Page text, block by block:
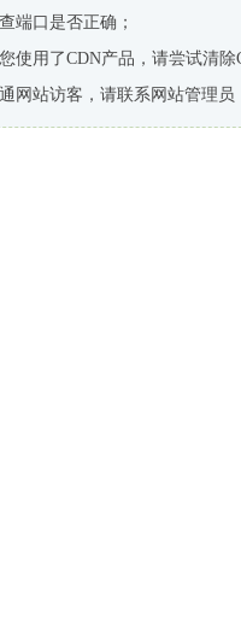
端口是否正确；
使用了CDN产品，请尝试清除
网站访客，请联系网站管理员